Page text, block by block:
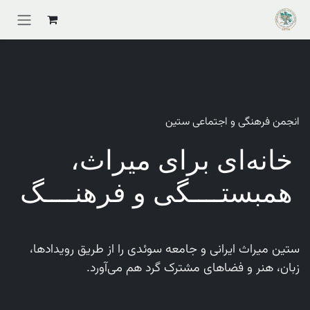
Skip to Content
انجمن فرهنگی و اجتماعی ستین
خانه‌ای برای میراث،
همبستــــگی و فرهنــــگ
ستین میراث ایرانی و جامعه سوئدی را از طریق رویدادها،
زبان، هنر و فضاهای مشترک گرد هم می‌آورد.